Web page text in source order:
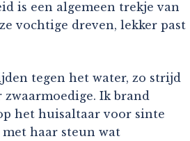
is een algemeen trekje van
vochtige dreven, lekker past
tegen het water, zo strijd
Ik brand
het huisaltaar voor sinte
haar steun wat